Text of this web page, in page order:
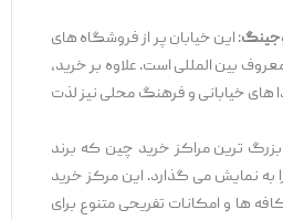
: این خیابان پر از فروشگاه ‌های
بین ‌المللی است. علاوه بر خرید،
های خیابانی و فرهنگ محلی نیز لذت
‌ترین مراکز خرید چین که برند
به نمایش می‌ گذارد. این مرکز خرید
ها و امکانات تفریحی متنوع برای